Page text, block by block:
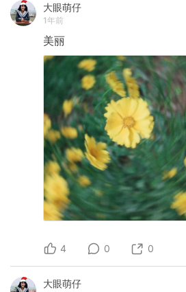
大眼萌仔
1年前
美丽
4 0 0
大眼萌仔